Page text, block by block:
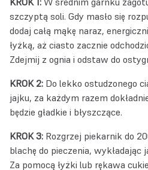
szczyptą soli. Gdy masło się
dodaj całą mąkę naraz,
łyżką, aż ciasto zacznie
Zdejmij z ognia i odstaw do
KROK 2: Do lekko ostudzonego
jajku, za każdym razem
będzie gładkie i błyszczące.
KROK 3: Rozgrzej piekarnik do
blachę do pieczenia, wykładając
Za pomocą łyżki lub rękawa